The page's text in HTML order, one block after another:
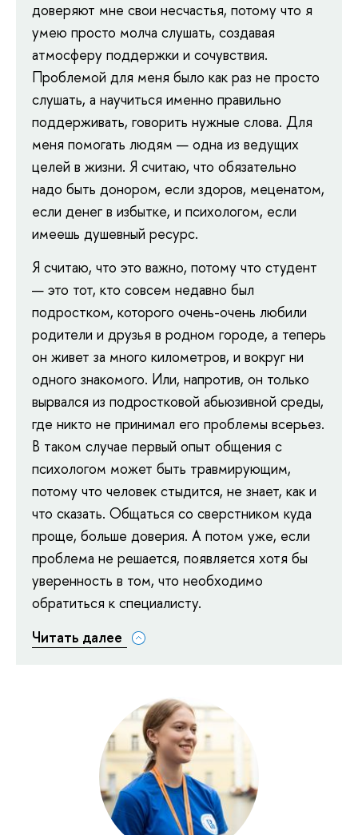
доверяют мне свои несчастья, потому что я
умею просто молча слушать, создавая
атмосферу поддержки и сочувствия.
Проблемой для меня было как раз не просто
слушать, а научиться именно правильно
поддерживать, говорить нужные слова. Для
меня помогать людям — одна из ведущих
целей в жизни. Я считаю, что обязательно
надо быть донором, если здоров, меценатом,
если денег в избытке, и психологом, если
имеешь душевный ресурс.
Я считаю, что это важно, потому что студент
— это тот, кто совсем недавно был
подростком, которого очень-очень любили
родители и друзья в родном городе, а теперь
он живет за много километров, и вокруг ни
одного знакомого. Или, напротив, он только
вырвался из подростковой абьюзивной среды,
где никто не принимал его проблемы всерьез.
В таком случае первый опыт общения с
психологом может быть травмирующим,
потому что человек стыдится, не знает, как и
что сказать. Общаться со сверстником куда
проще, больше доверия. А потом уже, если
проблема не решается, появляется хотя бы
уверенность в том, что необходимо
обратиться к специалисту.
Читать далее